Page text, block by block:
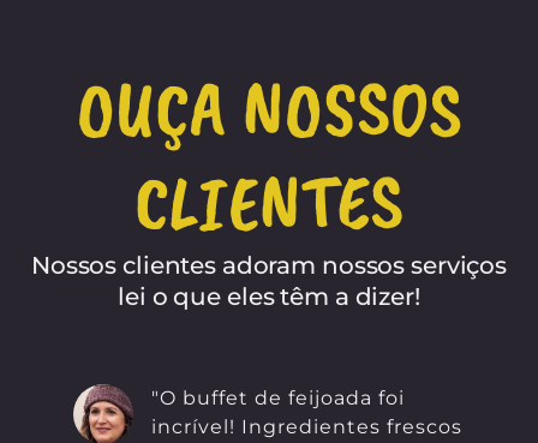
OUÇA NOSSOS
CLIENTES
Nossos clientes adoram nossos serviços
lei o que eles têm a dizer!
"O buffet de feijoada foi
incrível! Ingredientes frescos